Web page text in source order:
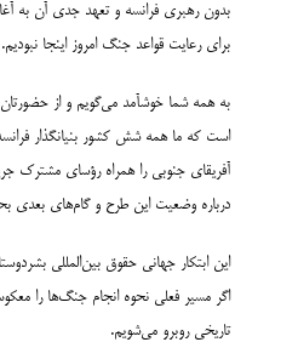
بدون رهبری فرانسه و تعهد جدی آن به
برای رعایت قواعد جنگ امروز اینجا نبودیم.
به همه شما خوش­آمد می‌گویم و از
است که ما همه شش کشور بنیانگذار
آفریقای جنوبی را همراه رؤسای مشترک
درباره وضعیت این طرح و گام‌های بعدی
این ابتکار جهانی حقوق بین‌المللی
اگر مسیر فعلی نحوه انجام جنگ‌ها را
تاریخی روبرو می‌شویم.